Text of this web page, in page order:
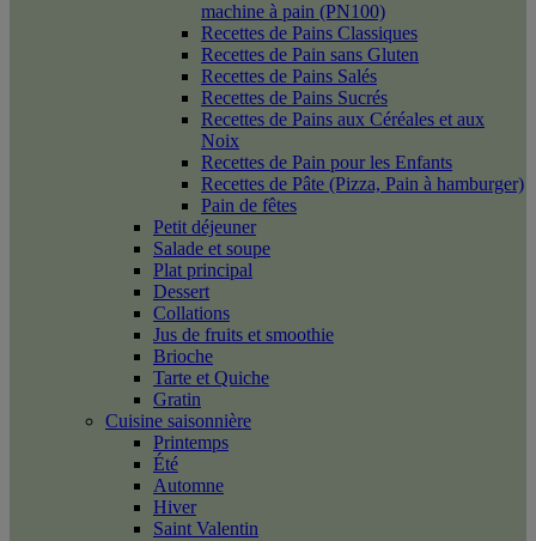
machine à pain (PN100)
Recettes de Pains Classiques
Recettes de Pain sans Gluten
Recettes de Pains Salés
Recettes de Pains Sucrés
Recettes de Pains aux Céréales et aux
Noix
Recettes de Pain pour les Enfants
Recettes de Pâte (Pizza, Pain à hamburger)
Pain de fêtes
Petit déjeuner
Salade et soupe
Plat principal
Dessert
Collations
Jus de fruits et smoothie
Brioche
Tarte et Quiche
Gratin
Cuisine saisonnière
Printemps
Été
Automne
Hiver
Saint Valentin